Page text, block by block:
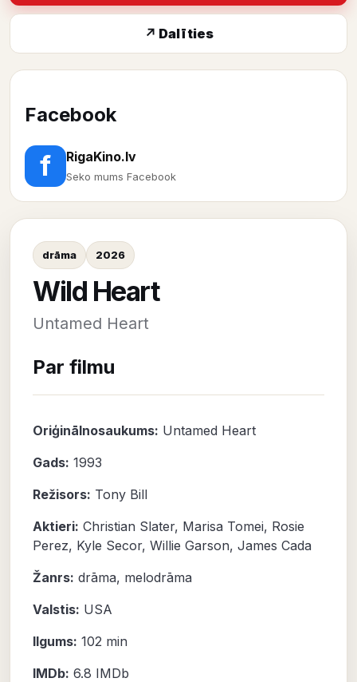
↗ Dalīties
Facebook
f RigaKino.lv
Seko mums Facebook
drāma 2026
Wild Heart
Untamed Heart
Par filmu
Oriģinālnosaukums: Untamed Heart
Gads: 1993
Režisors: Tony Bill
Aktieri: Christian Slater, Marisa Tomei, Rosie
Perez, Kyle Secor, Willie Garson, James Cada
Žanrs: drāma, melodrāma
Valstis: USA
Ilgums: 102 min
IMDb: 6.8 IMDb